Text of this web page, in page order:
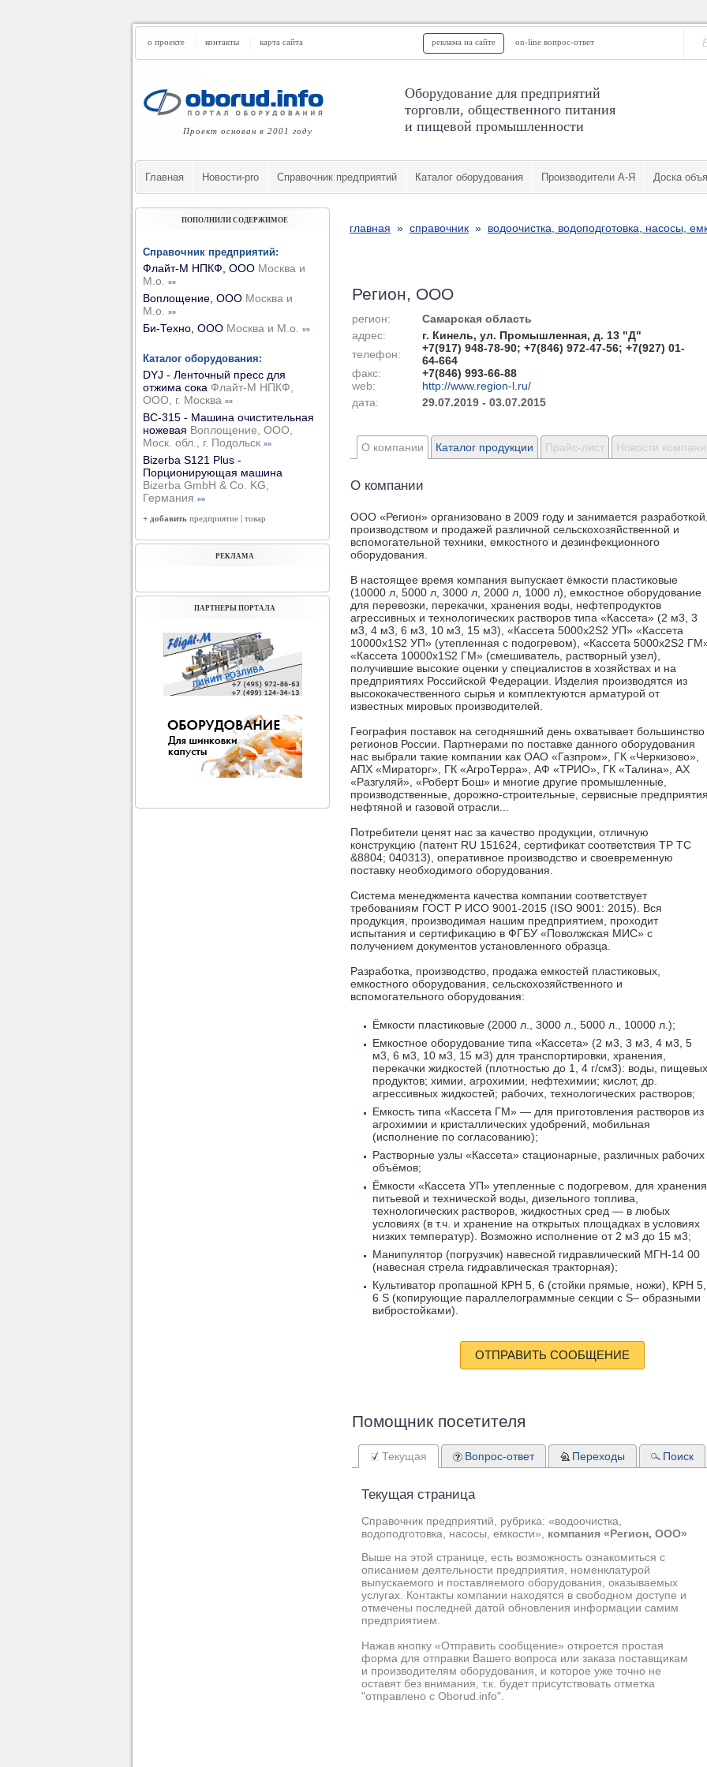
о проекте контакты карта сайта реклама на сайте on-line вопрос-ответ
Проект основан в 2001 году
Оборудование для предприятий
торговли, общественного питания
и пищевой промышленности
Главная Новости-pro Cправочник предприятий Каталог оборудования Производители А-Я Доска
главная » справочник » водоочистка, водоподготовка, насосы,
Регион, ООО
регион:
Самарская область
адрес:
г. Кинель, ул. Промышленная, д. 13 "Д"
телефон:
+7(917) 948-78-90; +7(846) 972-47-56; +7(927) 01-
64-664
факс:
+7(846) 993-66-88
web:
http://www.region-l.ru/
дата:
29.07.2019 - 03.07.2015
О компании
О компании
ООО «Регион» организовано в 2009 году и занимается
производством и продажей различной сельскохозяйственной и
вспомогательной техники, емкостного и дезинфекционного
оборудования.
В настоящее время компания выпускает ёмкости пластиковые
(10000 л, 5000 л, 3000 л, 2000 л, 1000 л), емкостное оборудование
для перевозки, перекачки, хранения воды, нефтепродуктов
агрессивных и технологических растворов типа «Кассета» (2 м3, 3
м3, 4 м3, 6 м3, 10 м3, 15 м3), «Кассета 5000х2S2 УП» «Кассета
10000х1S2 УП» (утепленная с подогревом), «Кассета 5000х2S2
«Кассета 10000х1S2 ГМ» (смешиватель, растворный узел),
получившие высокие оценки у специалистов в хозяйствах и на
предприятиях Российской Федерации. Изделия производятся из
высококачественного сырья и комплектуются арматурой от
известных мировых производителей.
География поставок на сегодняшний день охватывает большинство
регионов России. Партнерами по поставке данного оборудования
нас выбрали такие компании как ОАО «Газпром», ГК «Черкизово»,
АПХ «Мираторг», ГК «АгроТерра», АФ «ТРИО», ГК «Талина», АХ
«Разгуляй», «Роберт Бош» и многие другие промышленные,
производственные, дорожно-строительные, сервисные
нефтяной и газовой отрасли...
Потребители ценят нас за качество продукции, отличную
конструкцию (патент RU 151624, сертификат соответствия ТР ТС
&8804; 040313), оперативное производство и своевременную
поставку необходимого оборудования.
Система менеджмента качества компании соответствует
требованиям ГОСТ P ИСО 9001-2015 (ISO 9001: 2015). Вся
продукция, производимая нашим предприятием, проходит
испытания и сертификацию в ФГБУ «Поволжская МИС» с
получением документов установленного образца.
Разработка, производство, продажа емкостей пластиковых,
емкостного оборудования, сельскохозяйственного и
вспомогательного оборудования:
Ёмкости пластиковые (2000 л., 3000 л., 5000 л., 10000 л.);
Емкостное оборудование типа «Кассета» (2 м3, 3 м3, 4 м3, 5
м3, 6 м3, 10 м3, 15 м3) для транспортировки, хранения,
перекачки жидкостей (плотностью до 1, 4 г/см3): воды, пищевых
продуктов; химии, агрохимии, нефтехимии; кислот, др.
агрессивных жидкостей; рабочих, технологических растворов;
Емкость типа «Кассета ГМ» — для приготовления растворов из
агрохимии и кристаллических удобрений, мобильная
(исполнение по согласованию);
Растворные узлы «Кассета» стационарные, различных рабочих
объёмов;
Ёмкости «Кассета УП» утепленные с подогревом, для хранения
питьевой и технической воды, дизельного топлива,
технологических растворов, жидкостных сред — в любых
условиях (в т.ч. и хранение на открытых площадках в условиях
низких температур). Возможно исполнение от 2 м3 до 15 м3;
Манипулятор (погрузчик) навесной гидравлический МГН-14 00
(навесная стрела гидравлическая тракторная);
Культиватор пропашной КРН 5, 6 (стойки прямые, ножи), КРН 5,
6 S (копирующие параллелограммные секции с S– образными
вибростойками).
ОТПРАВИТЬ СООБЩЕНИЕ
Каталог продукции Прайс-лист Новости
Помощник посетителя
Текущая
Текущая страница
Справочник предприятий, рубрика: «водоочистка,
водоподготовка, насосы, емкости», компания «Регион, ООО»
Выше на этой странице, есть возможность ознакомиться с
описанием деятельности предприятия, номенклатурой
выпускаемого и поставляемого оборудования, оказываемых
услугах. Контакты компании находятся в свободном доступе и
отмечены последней датой обновления информации самим
предприятием.
Нажав кнопку «Отправить сообщение» откроется простая
форма для отправки Вашего вопроса или заказа поставщикам
и производителям оборудования, и которое уже точно не
оставят без внимания, т.к. будет присутствовать отметка
"отправлено с Oborud.info".
Вопрос-ответ Переходы Поиск
ПОПОЛНИЛИ СОДЕРЖИМОЕ
Справочник предприятий:
Флайт-М НПКФ, ООО Москва и
М.о.
»»
Воплощение, ООО Москва и
М.о.
»»
Би-Техно, ООО Москва и М.о. »»
Каталог оборудования:
DYJ - Ленточный пресс для
отжима сока Флайт-М НПКФ,
ООО, г. Москва »»
ВС-315 - Машина очистительная
ножевая Воплощение, ООО,
Моск. обл., г. Подольск »»
Bizerba S121 Plus -
Порционирующая машина
Bizerba GmbH & Co. KG,
Германия »»
+ добавить предприятие | товар
РЕКЛАМА
ПАРТНЕРЫ ПОРТАЛА